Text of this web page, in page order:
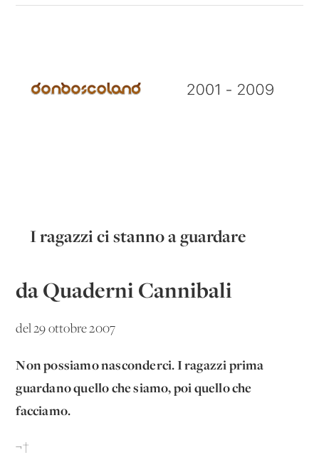
I ragazzi ci stanno a guardare
da Quaderni Cannibali
del 29 ottobre 2007
Non possiamo nasconderci. I ragazzi prima
guardano quello che siamo, poi quello che
facciamo.
¬†